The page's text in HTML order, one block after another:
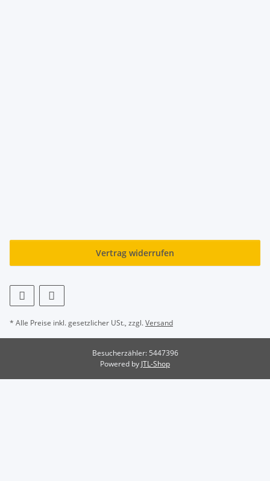
Vertrag widerrufen
* Alle Preise inkl. gesetzlicher USt., zzgl.Versand
Besucherzähler: 5447396
Powered by JTL-Shop